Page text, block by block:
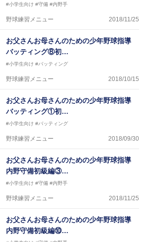
#小学生向け #守備 #内野手
野球練習メニュー 2018/11/25
お父さんお母さんのための少年野球指導
バッティング⑧初…
#小学生向け #バッティング
野球練習メニュー 2018/10/15
お父さんお母さんのための少年野球指導
バッティング①初…
#小学生向け #バッティング
野球練習メニュー 2018/09/30
お父さんお母さんのための少年野球指導
内野守備初級編③…
#小学生向け #守備 #内野手
野球練習メニュー 2018/11/25
お父さんお母さんのための少年野球指導
内野守備初級編⑩…